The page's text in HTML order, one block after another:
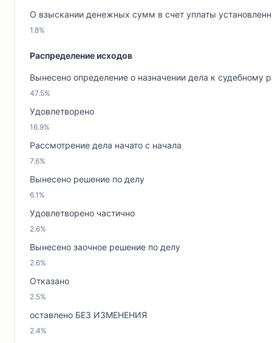
О взыскании денежных сумм в счет уплаты
1.8%
Распределение исходов
Вынесено определение о назначении дела к судебному
47.5%
Удовлетворено
16.9%
Рассмотрение дела начато с начала
7.6%
Вынесено решение по делу
6.1%
Удовлетворено частично
2.6%
Вынесено заочное решение по делу
2.6%
Отказано
2.5%
оставлено БЕЗ ИЗМЕНЕНИЯ
2.4%